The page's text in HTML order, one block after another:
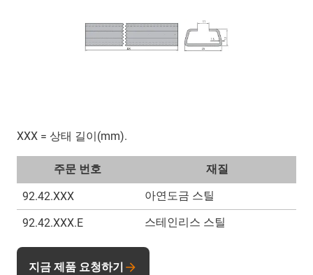
XXX = 상태 길이(mm).
주문 번호 재질
92.42.XXX 아연도금 스틸
92.42.XXX.E 스테인리스 스틸
지금 제품 요청하기